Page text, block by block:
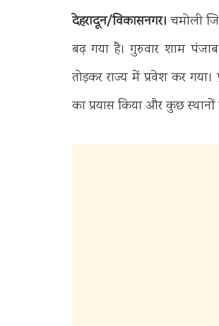
देहरादून/विकासनगर। चमोली
बढ़ गया है। गुरुवार शाम
तोड़कर राज्य में प्रवेश कर
का प्रयास किया और कुछ स्थानों